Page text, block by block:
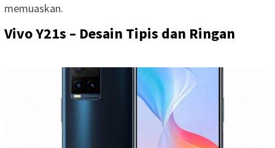
memuaskan.
Vivo Y21s – Desain Tipis dan Ringan